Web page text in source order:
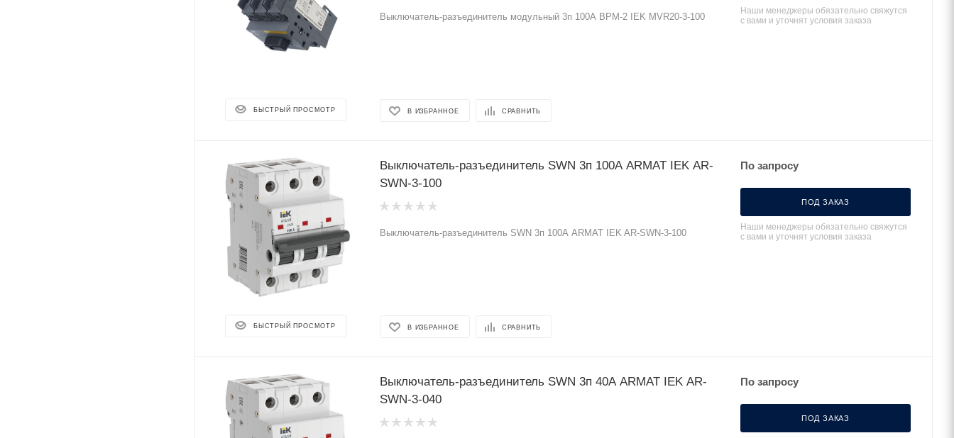
БЫСТРЫЙ ПРОСМОТР
Выключатель-разъединитель модульный 3п 100А ВРМ-2 IEK MVR20-3-100
В ИЗБРАННОЕ СРАВНИТЬ
Наши менеджеры обязательно свяжутся
с вами и уточнят условия заказа
БЫСТРЫЙ ПРОСМОТР
Выключатель-разъединитель SWN 3п 100А ARMAT IEK AR-
SWN-3-100
Выключатель-разъединитель SWN 3п 100А ARMAT IEK AR-SWN-3-100
В ИЗБРАННОЕ СРАВНИТЬ
По запросу
ПОД ЗАКАЗ
Наши менеджеры обязательно свяжутся
с вами и уточнят условия заказа
Выключатель-разъединитель SWN 3п 40А ARMAT IEK AR-
SWN-3-040
По запросу
ПОД ЗАКАЗ